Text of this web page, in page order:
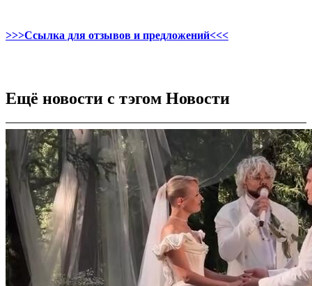
>>>Ссылка для отзывов и предложений<<<
Ещё новости с тэгом Новости